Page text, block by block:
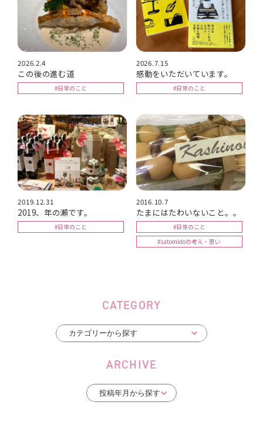
2026.2.4
この後の進む道
#日常のこと
2026.7.15
感動をいただいています。
#日常のこと
2019.12.31
2019、年の瀬です。
#日常のこと
2016.10.7
たまにはたわいないこと。。
#日常のこと
#satomidoの考え・思い
CATEGORY
ARCHIVE